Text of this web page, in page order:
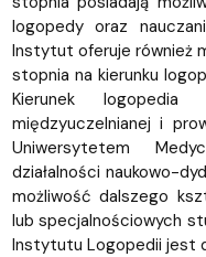
logopedy oraz
Instytut oferuje również
stopnia na kierunku
Kierunek
międzyuczelnianej i
Uniwersytetem
działalności naukowo-
możliwość dalszego
lub specjalnościowych
Instytutu Logopedii jest